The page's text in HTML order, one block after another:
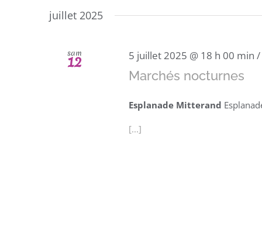
date.
juillet 2025
sam
12 5 juillet 2025 @ 18 h 00 min /
Marchés nocturnes
Esplanade Mitterand
[...]